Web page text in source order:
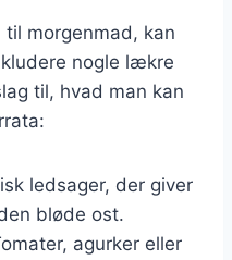
morgenmad, kan
nogle lækre
til, hvad man kan
ledsager, der giver
bløde ost.
agurker eller